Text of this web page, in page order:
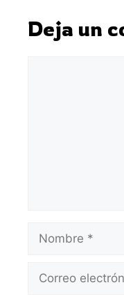
Deja un
Nombre
Correo